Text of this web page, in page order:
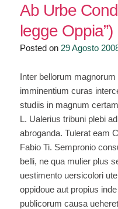
Ab Urbe
legge Oppia”)
Posted on 29 Agosto
Inter bellorum
imminentium curas
studiis in magnum
L. Ualerius tribuni plebi
abroganda. Tulerat eam
Fabio Ti. Sempronio
belli, ne qua mulier plus
uestimento uersicolori
oppidoue aut propius
publicorum causa